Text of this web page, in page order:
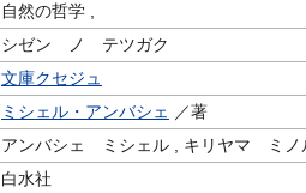
自然の哲学 ,
シゼン ノ テツガク
文庫クセジュ
ミシェル・アンバシェ
／著
アンバシェ ミシェル , キリヤマ ミノ
白水社